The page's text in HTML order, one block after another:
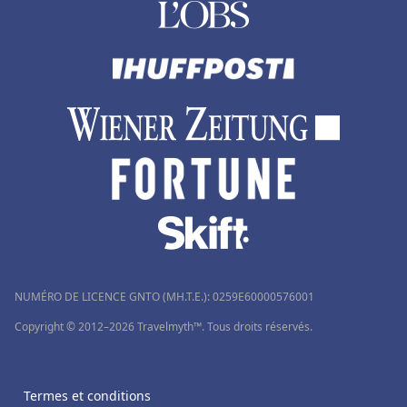
Hôtels à Thuir
Hôtels à Préfailles
Hôtels à Montmorillon
Hôtels à Mirmande
NUMÉRO DE LICENCE GNTO (MH.T.E.): 0259Ε60000576001
Copyright © 2012–2026 Travelmyth™. Tous droits réservés.
Termes et conditions